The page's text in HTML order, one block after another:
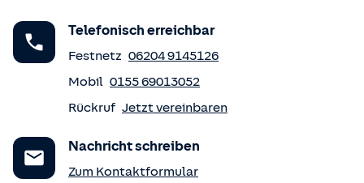
Telefonisch erreichbar
Festnetz 06204 9145126
Mobil 0155 69013052
Rückruf Jetzt vereinbaren
Nachricht schreiben
Zum Kontaktformular